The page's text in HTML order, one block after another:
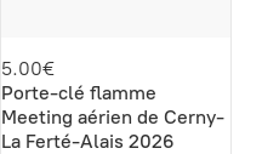
5.00€
Porte-clé flamme
Meeting aérien de Cerny-
La Ferté-Alais 2026